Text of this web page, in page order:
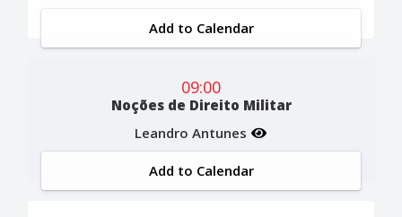
Add to Calendar
09:00
Noções de Direito Militar
Leandro Antunes
Add to Calendar